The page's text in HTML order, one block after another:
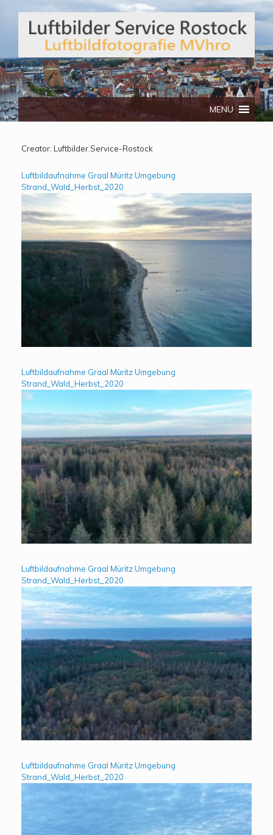
Telefon: 0172/3134512
MENU
Creator: Luftbilder.Service-Rostock
Luftbildaufnahme Graal Müritz Umgebung
Strand_Wald_Herbst_2020
Luftbildaufnahme Graal Müritz Umgebung
Strand_Wald_Herbst_2020
Luftbildaufnahme Graal Müritz Umgebung
Strand_Wald_Herbst_2020
Luftbildaufnahme Graal Müritz Umgebung
Strand_Wald_Herbst_2020